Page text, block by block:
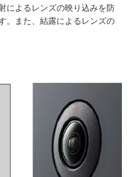
によるレンズの映り込みを防
。また、結露によるレンズの